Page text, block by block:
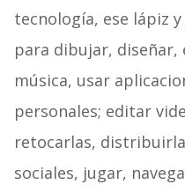
tecnología, ese lápiz
para dibujar, diseñar,
música, usar
personales; editar
retocarlas,
sociales, jugar,